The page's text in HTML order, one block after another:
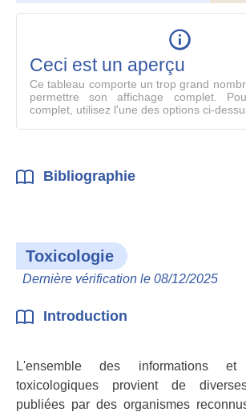
Ceci est un aperçu
Ce tableau comporte un trop grand
permettre son affichage complet.
complet, utilisez l'une des options ci-
Bibliographie
Toxicologie
Dernière vérification le 08/12/2025
Introduction
L'ensemble des informations
toxicologiques provient de
publiées par des organismes